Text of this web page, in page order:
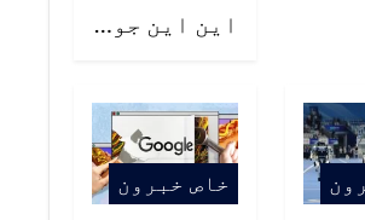
اين اين جو…
خاص خبرون